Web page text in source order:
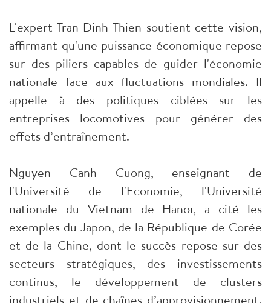
L'expert Tran Dinh Thien soutient cette vision,
affirmant qu'une puissance économique repose
sur des piliers capables de guider l'économie
nationale face aux fluctuations mondiales. Il
appelle à des politiques ciblées sur les
entreprises locomotives pour générer des
effets d’entraînement.
Nguyen Canh Cuong, enseignant de
l'Université de l'Economie, l'Université
nationale du Vietnam de Hanoï, a cité les
exemples du Japon, de la République de Corée
et de la Chine, dont le succès repose sur des
secteurs stratégiques, des investissements
continus, le développement de clusters